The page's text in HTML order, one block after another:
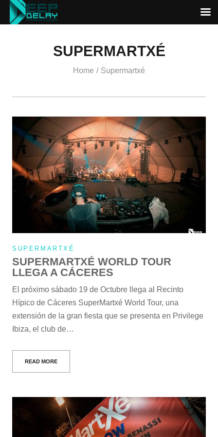
SUPERMARTXÉ
Home / Supermartxé
SUPERMARTXÉ
SUPERMARTXÉ WORLD TOUR
LLEGA A CÁCERES
El próximo sábado 19 de Octubre llega al Recinto
Hípico de Cáceres SuperMartxé World Tour, una
extensión de la gran fiesta que se presenta en Privilege
Ibiza, el club de…
READ MORE